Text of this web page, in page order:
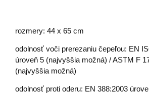
rozmery: 44 x 65 cm
odolnosť voči prerezaniu čepeľou: EN
úroveň 5 (najvyššia možná) / ASTM F
(najvyššia možná)
odolnosť proti oderu: EN 388:2003